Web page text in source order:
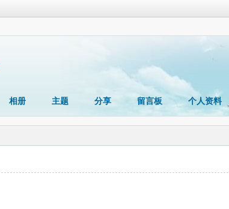
相册 主题 分享 留言板 个人资料